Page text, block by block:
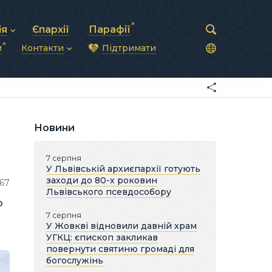
рада
та комунікації
Єпархії Парафії
Контакти
Синоди Єпископів
Патріарша курія
Підтримати
Новини
7 серпня
У Львівській архиєпархії готують
заходи до 80-х роковин
Львівського псевдособору
7 серпня
У Жовкві відновили давній храм
УГКЦ: єпископ закликав
повернути святиню громаді для
богослужінь